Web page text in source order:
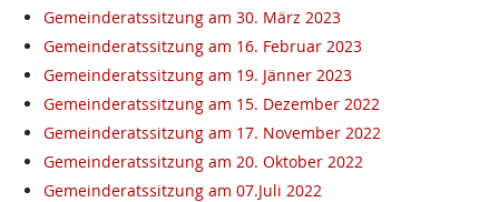
Gemeinderatssitzung am 30. März 2023
Gemeinderatssitzung am 16. Februar 2023
Gemeinderatssitzung am 19. Jänner 2023
Gemeinderatssitzung am 15. Dezember 2022
Gemeinderatssitzung am 17. November 2022
Gemeinderatssitzung am 20. Oktober 2022
Gemeinderatssitzung am 07.Juli 2022